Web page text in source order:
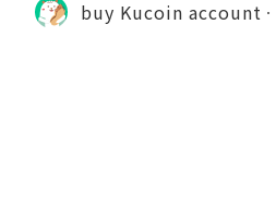
buy Kucoin account